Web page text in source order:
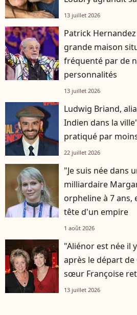
13 juillet 2026
Patrick
grande maison
fréquenté par de
personnalités
13 juillet 2026
Ludwig Briand,
Indien dans la
pratiqué par
22 juillet 2026
"Je suis née dans
milliardaire
orpheline à 7 ans,
tête d'un empire
1 août 2026
"Aliénor est née il
après le départ de
sœur Françoise
13 juillet 2026